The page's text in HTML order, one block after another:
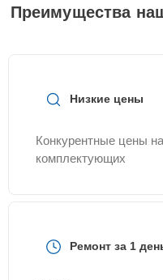
Преимущества
Низкие цены
Конкурентные цены
комплектующих
Ремонт за 1